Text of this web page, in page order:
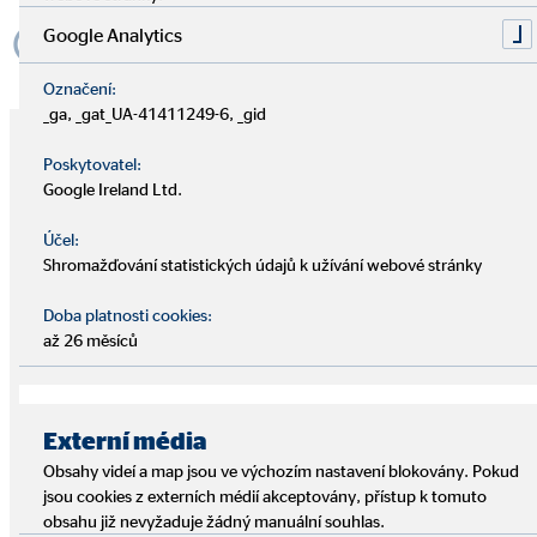
V roce 1970 byl v Kolíně nad Rýnem v Severním Porýní-
Vestfálsku položen základní kámen mezinárodního
Google Analytics
Označení:
_ga, _gat_UA-41411249-6, _gid
Poskytovatel:
Google Ireland Ltd.
Účel:
Shromažďování statistických údajů k užívání webové stránky
Doba platnosti cookies:
až 26 měsíců
Externí média
Obsahy videí a map jsou ve výchozím nastavení blokovány. Pokud
jsou cookies z externích médií akceptovány, přístup k tomuto
obsahu již nevyžaduje žádný manuální souhlas.